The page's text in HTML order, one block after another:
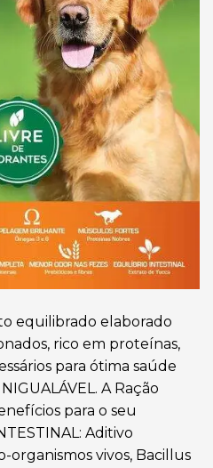
equilibrado elaborado
rico em proteínas,
para ótima saúde
A Ração
para o seu
Aditivo
organismos vivos, Bacillus